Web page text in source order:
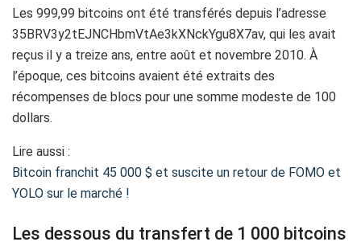
Les 999,99 bitcoins ont été transférés depuis l’adresse
35BRV3y2tEJNCHbmVtAe3kXNckYgu8X7av, qui les avait
reçus il y a treize ans, entre août et novembre 2010. À
l’époque, ces bitcoins avaient été extraits des
récompenses de blocs pour une somme modeste de 100
dollars.
Lire aussi :
Bitcoin franchit 45 000 $ et suscite un retour de FOMO et
YOLO sur le marché !
Les dessous du transfert de 1 000 bitcoins